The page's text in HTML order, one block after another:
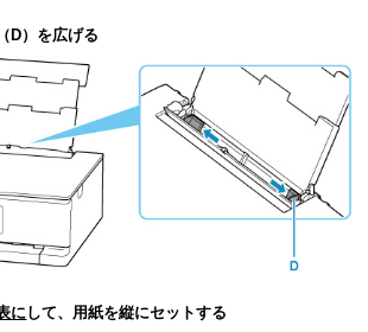
D）を広げる
にして、用紙を縦にセットする